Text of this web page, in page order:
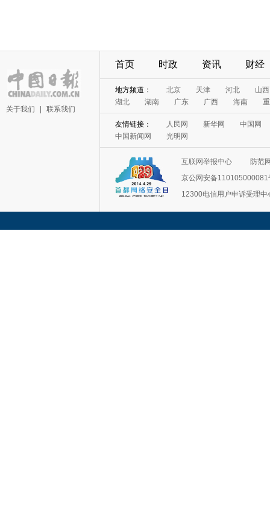
关于我们 联系我们
首页 时政 资讯 财经
地方频道： 北京 天津 河北
山西
湖北
湖南 广东 广西 海南
友情链接： 人民网 新华网
中国网
中国新闻网
光明网
互联网举报中心
防范
京公网安备110105000081
12300电信用户申诉受理中